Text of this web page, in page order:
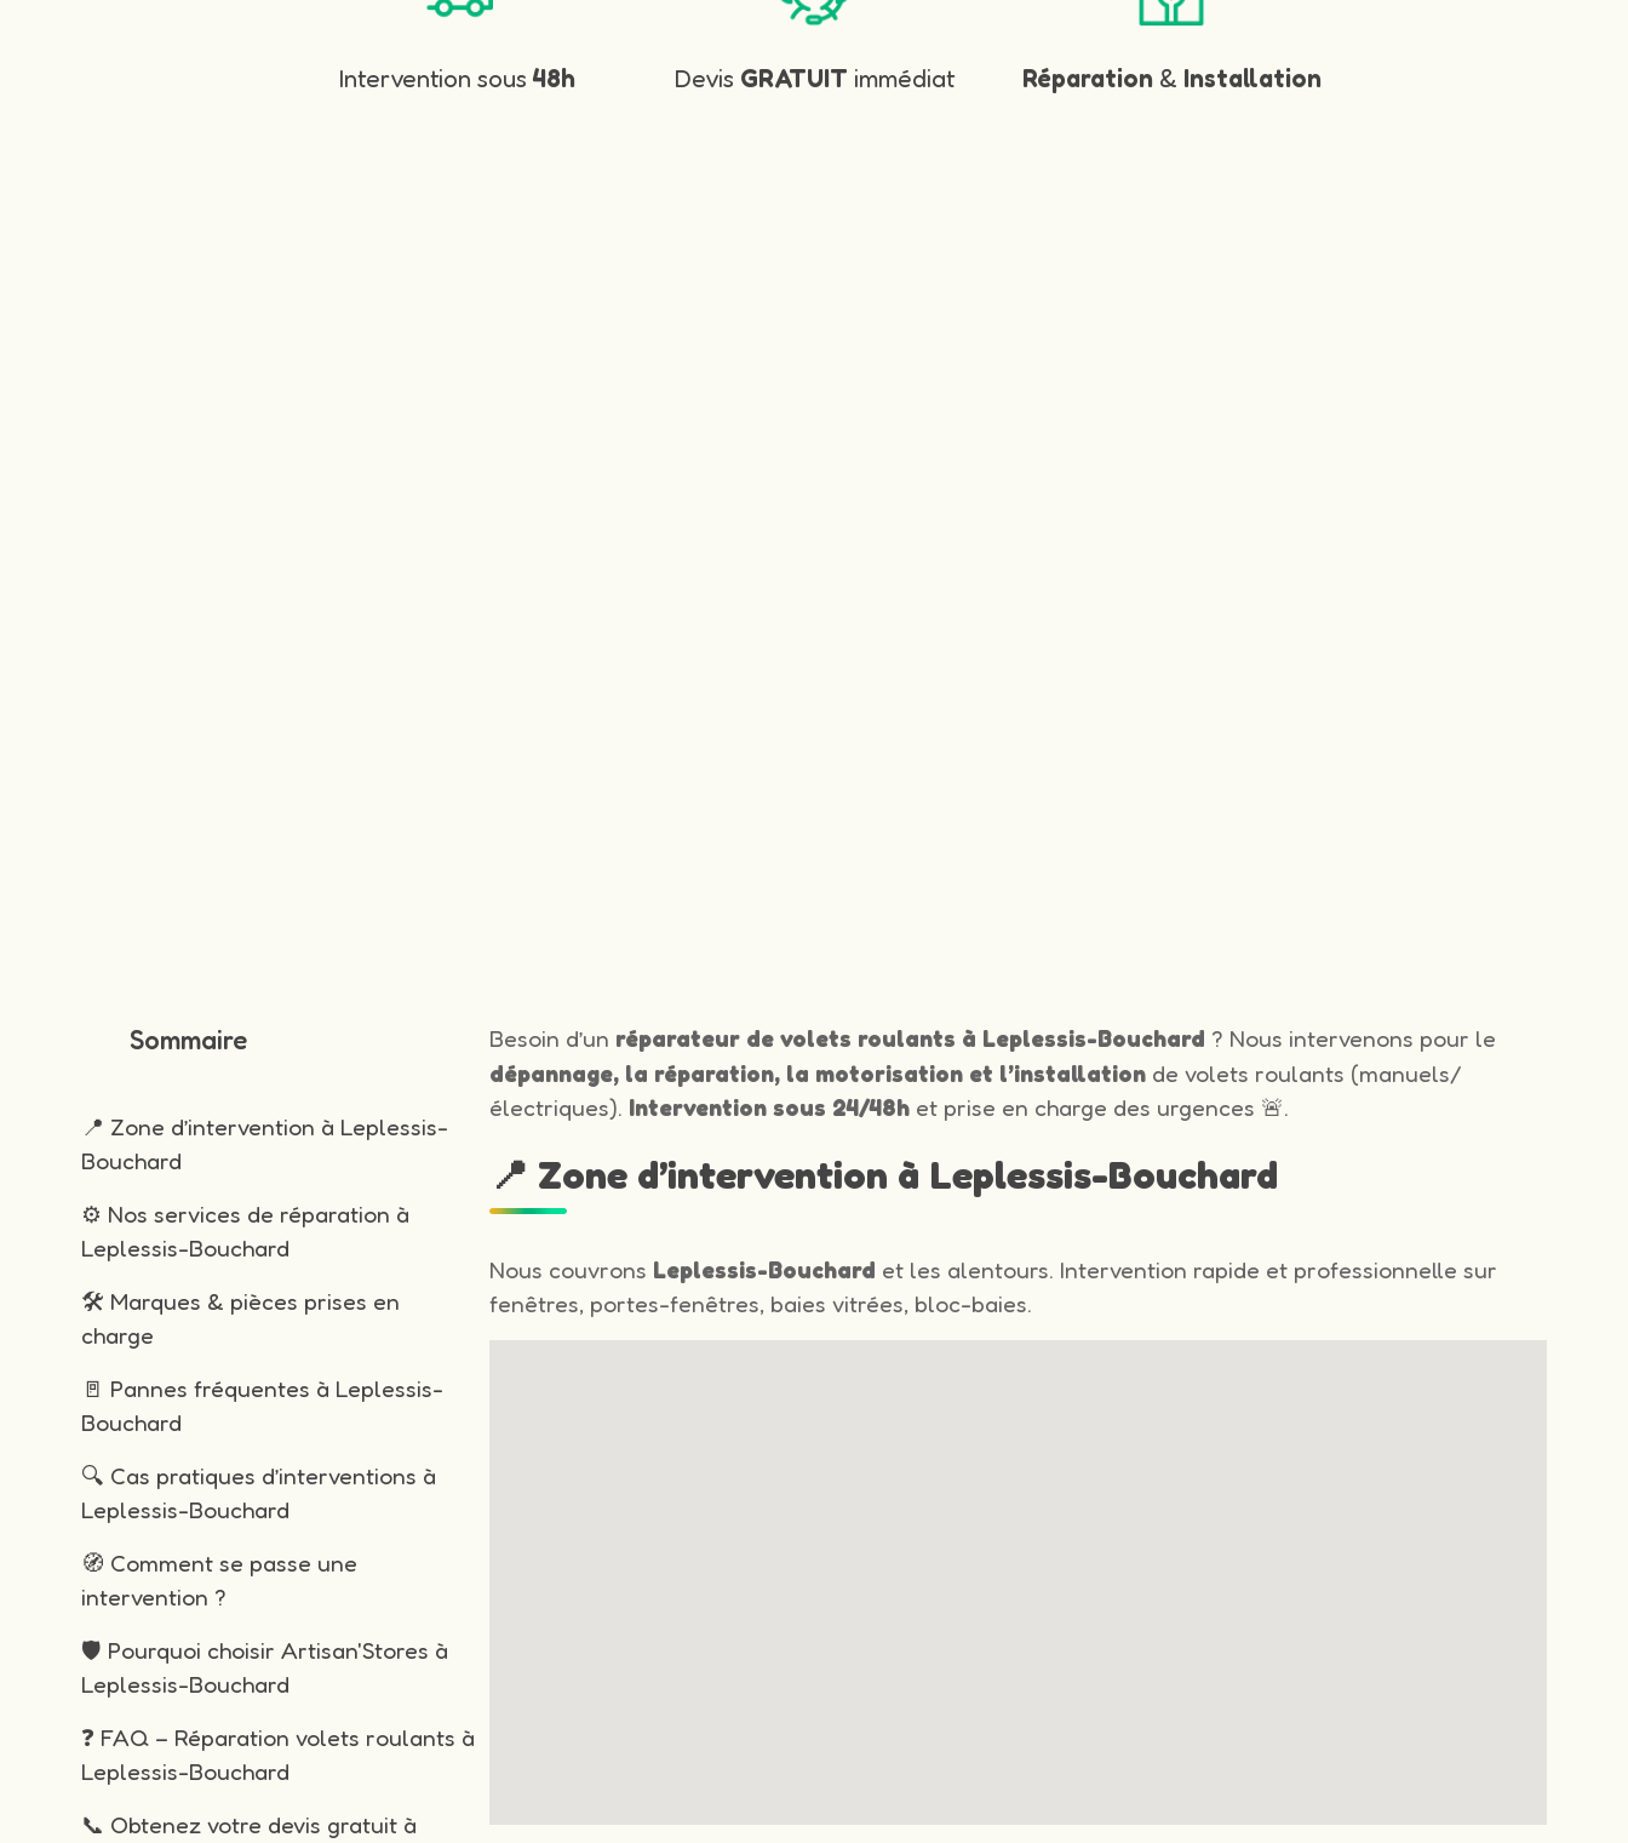
Intervention sous 48h Devis GRATUIT immédiat Réparation & Installation
Sommaire
📍 Zone d’intervention à Leplessis-
Bouchard
⚙️ Nos services de réparation à
Leplessis-Bouchard
🛠️ Marques & pièces prises en
charge
🚪 Pannes fréquentes à Leplessis-
Bouchard
🔍 Cas pratiques d’interventions à
Leplessis-Bouchard
🧭 Comment se passe une
intervention ?
🛡️ Pourquoi choisir Artisan'Stores à
Leplessis-Bouchard
❓ FAQ – Réparation volets roulants à
Leplessis-Bouchard
📞 Obtenez votre devis gratuit à
Besoin d’un réparateur de volets roulants à Leplessis-Bouchard ? Nous intervenons pour le
dépannage, la réparation, la motorisation et l’installation de volets roulants (manuels/
électriques). Intervention sous 24/48h et prise en charge des urgences 🚨.
📍 Zone d’intervention à Leplessis-Bouchard
Nous couvrons Leplessis-Bouchard et les alentours. Intervention rapide et professionnelle sur
fenêtres, portes-fenêtres, baies vitrées, bloc-baies.